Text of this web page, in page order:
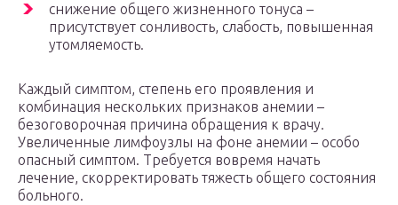
снижение общего жизненного тонуса –
присутствует сонливость, слабость, повышенная
утомляемость.
Каждый симптом, степень его проявления и
комбинация нескольких признаков анемии –
безоговорочная причина обращения к врачу.
Увеличенные лимфоузлы на фоне анемии – особо
опасный симптом. Требуется вовремя начать
лечение, скорректировать тяжесть общего состояния
больного.